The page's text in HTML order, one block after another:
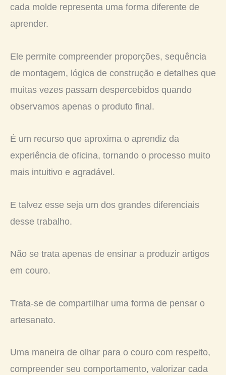
cada molde representa uma forma diferente de
aprender.
Ele permite compreender proporções, sequência
de montagem, lógica de construção e detalhes que
muitas vezes passam despercebidos quando
observamos apenas o produto final.
É um recurso que aproxima o aprendiz da
experiência de oficina, tornando o processo muito
mais intuitivo e agradável.
E talvez esse seja um dos grandes diferenciais
desse trabalho.
Não se trata apenas de ensinar a produzir artigos
em couro.
Trata-se de compartilhar uma forma de pensar o
artesanato.
Uma maneira de olhar para o couro com respeito,
compreender seu comportamento, valorizar cada